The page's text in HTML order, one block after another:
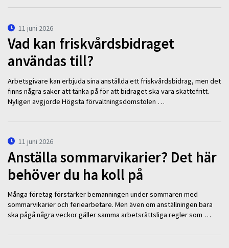
11 juni 2026
Vad kan friskvårdsbidraget
användas till?
Arbetsgivare kan erbjuda sina anställda ett friskvårdsbidrag, men det
finns några saker att tänka på för att bidraget ska vara skattefritt.
Nyligen avgjorde Högsta förvaltningsdomstolen …
11 juni 2026
Anställa sommarvikarier? Det här
behöver du ha koll på
Många företag förstärker bemanningen under sommaren med
sommarvikarier och feriearbetare. Men även om anställningen bara
ska pågå några veckor gäller samma arbetsrättsliga regler som …